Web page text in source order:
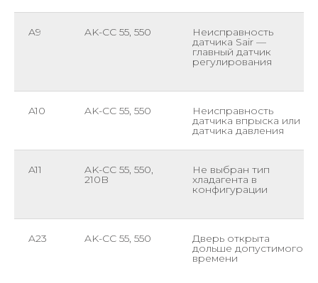
A9 AK-CC 55, 550 Неисправность
датчика Sair —
главный датчик
регулирования
A10 AK-CC 55, 550 Неисправность
датчика впрыска или
датчика давления
A11 AK-CC 55, 550,
210B
Не выбран тип
хладагента в
конфигурации
A23 AK-CC 55, 550 Дверь открыта
дольше допустимого
времени